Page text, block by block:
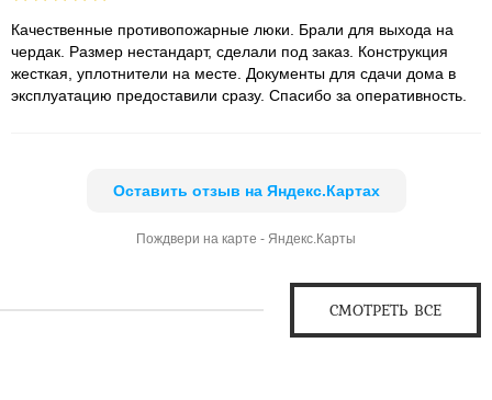
Качественные противопожарные люки. Брали для выхода на
чердак. Размер нестандарт, сделали под заказ. Конструкция
жесткая, уплотнители на месте. Документы для сдачи дома в
эксплуатацию предоставили сразу. Спасибо за оперативность.
Оставить отзыв на Яндекс.Картах
Пождвери на карте - Яндекс.Карты
СМОТРЕТЬ ВСЕ